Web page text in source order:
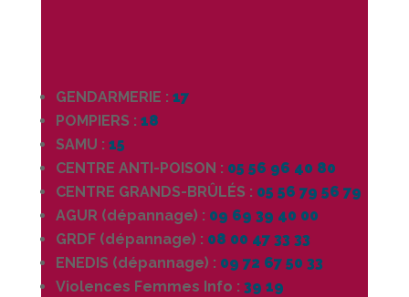
GENDARMERIE : 17
POMPIERS : 18
SAMU : 15
CENTRE ANTI-POISON : 05 56 96 40 80
CENTRE GRANDS-BRÛLÉS : 05 56 79 56 79
AGUR (dépannage) : 09 69 39 40 00
GRDF (dépannage) : 08 00 47 33 33
ENEDIS (dépannage) : 09 72 67 50 33
Violences Femmes Info : 39 19